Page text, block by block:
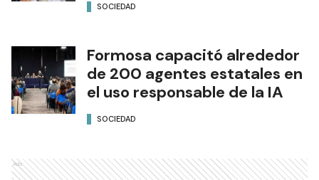
SOCIEDAD
Formosa capacitó alrededor
de 200 agentes estatales en
el uso responsable de la IA
SOCIEDAD
Ads